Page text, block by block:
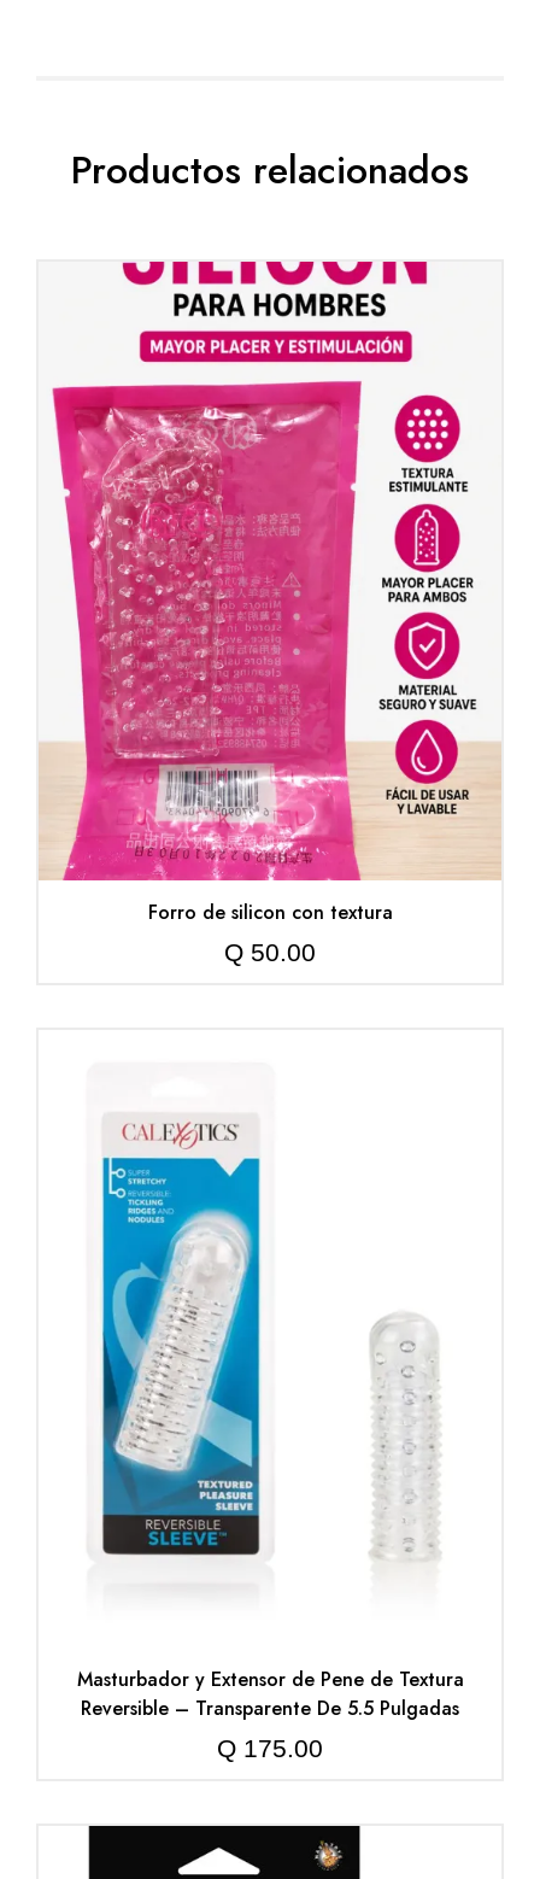
Productos relacionados
Forro de silicon con textura
Q 50.00
Masturbador y Extensor de Pene de Textura
Reversible – Transparente De 5.5 Pulgadas
Q 175.00